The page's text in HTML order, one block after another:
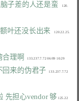
子差的人还是蛮
    120.
叶还没长出来
    120.22.25.
合理啊
   133.237.7.72 06/09 10:29
回来的伪君子
   133.237.7.72
先担心vendor 够 125.22